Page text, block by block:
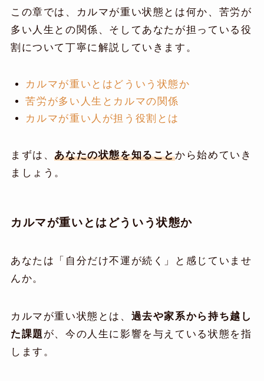
この章では、カルマが重い状態とは何か、苦労が
多い人生との関係、そしてあなたが担っている役
割について丁寧に解説していきます。
カルマが重いとはどういう状態か
苦労が多い人生とカルマの関係
カルマが重い人が担う役割とは
まずは、あなたの状態を知ることから始めていき
ましょう。
カルマが重いとはどういう状態か
あなたは「自分だけ不運が続く」と感じていませ
んか。
カルマが重い状態とは、 過去や家系から持ち越し
た課題 が、今の人生に影響を与えている状態を指
します。